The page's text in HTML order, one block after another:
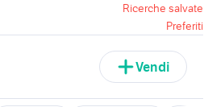
Ricerche salvate
Preferiti
Vendi